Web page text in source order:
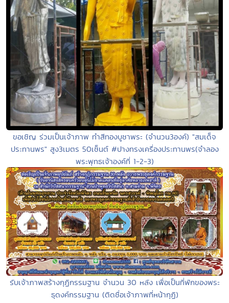
ขอเชิญ ร่วมเป็นเจ้าภาพ ทำสีทองบูชาพระ (จำนวน3องค์) "สมเด็จ
ประทานพร" สูง3เมตร 50เซ็นต์ #ปางทรงเครื่องประทานพร(จำลอง
พระพุทธเจ้าองค์ที่ 1-2-3)
รับเจ้าภาพสร้างกุฏิกรรมฐาน จำนวน 30 หลัง เพื่อเป็นที่พักของพระ
ธุดงค์กรรมฐาน (ติดชื่อเจ้าภาพที่หน้ากุฏิ)